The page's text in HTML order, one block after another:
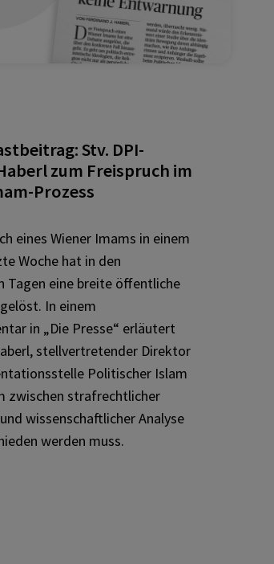
Stv. DPI-
zum Freispruch im
Prozess
eines Wiener Imams in einem
Woche hat in den
Tagen eine breite öffentliche
In einem
in „Die Presse“ erläutert
stellvertretender Direktor
Politischer Islam
zwischen strafrechtlicher
wissenschaftlicher Analyse
werden muss.